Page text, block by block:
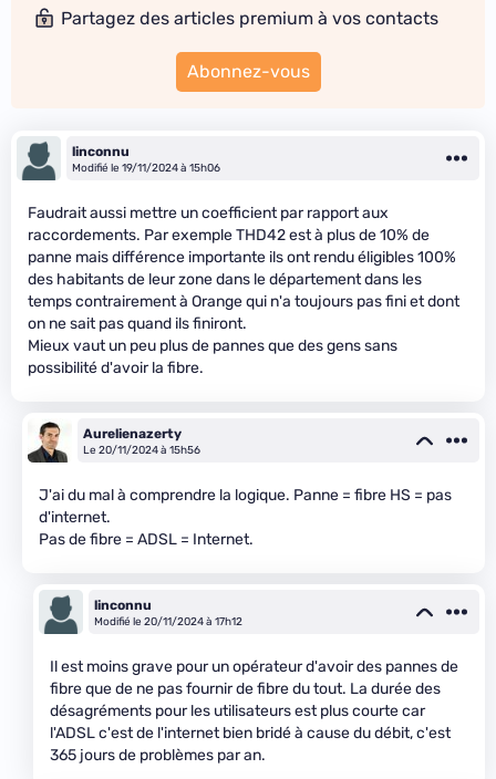
Partagez des articles premium à vos contacts
Abonnez-vous
linconnu
Modifié le 19/11/2024 à 15h06
Faudrait aussi mettre un coefficient par rapport aux
raccordements. Par exemple THD42 est à plus de 10% de
panne mais différence importante ils ont rendu éligibles 100%
des habitants de leur zone dans le département dans les
temps contrairement à Orange qui n'a toujours pas fini et dont
on ne sait pas quand ils finiront.
Mieux vaut un peu plus de pannes que des gens sans
possibilité d'avoir la fibre.
Aurelienazerty
Le 20/11/2024 à 15h56
J'ai du mal à comprendre la logique. Panne = fibre HS = pas
d'internet.
Pas de fibre = ADSL = Internet.
linconnu
Modifié le 20/11/2024 à 17h12
Il est moins grave pour un opérateur d'avoir des pannes de
fibre que de ne pas fournir de fibre du tout. La durée des
désagréments pour les utilisateurs est plus courte car
l'ADSL c'est de l'internet bien bridé à cause du débit, c'est
365 jours de problèmes par an.